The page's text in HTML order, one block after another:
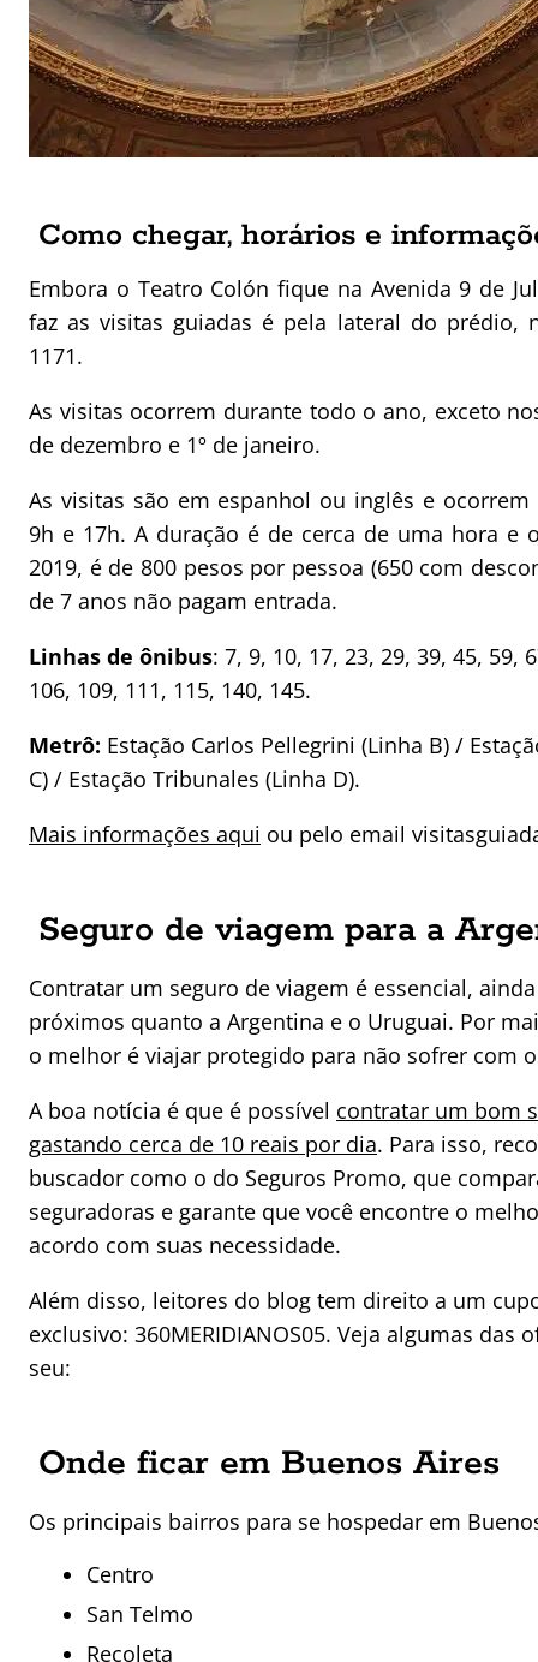
Como chegar, horários e
Embora o Teatro Colón fique na Avenida 9 de
faz as visitas guiadas é pela lateral do prédio,
1171.
As visitas ocorrem durante todo o ano, exceto
de dezembro e 1º de janeiro.
As visitas são em espanhol ou inglês e
9h e 17h. A duração é de cerca de uma hora e
2019, é de 800 pesos por pessoa (650 com
de 7 anos não pagam entrada.
Linhas de ônibus: 7, 9, 10, 17, 23, 29, 39, 45, 59,
106, 109, 111, 115, 140, 145.
Metrô: Estação Carlos Pellegrini (Linha B) /
C) / Estação Tribunales (Linha D).
Mais informações aqui ou pelo email
Seguro de viagem para a
Contratar um seguro de viagem é essencial,
próximos quanto a Argentina e o Uruguai. Por
o melhor é viajar protegido para não sofrer com
A boa notícia é que é possível contratar um bom
gastando cerca de 10 reais por dia. Para isso,
buscador como o do Seguros Promo, que
seguradoras e garante que você encontre o
acordo com suas necessidade.
Além disso, leitores do blog tem direito a um
exclusivo: 360MERIDIANOS05. Veja algumas das
seu:
Onde ficar em Buenos Aires
Os principais bairros para se hospedar em
Centro
San Telmo
Recoleta